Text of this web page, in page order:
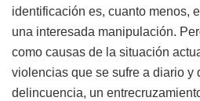
identificación es, cuanto menos,
una interesada manipulación.
como causas de la situación
violencias que se sufre a diario y
delincuencia, un